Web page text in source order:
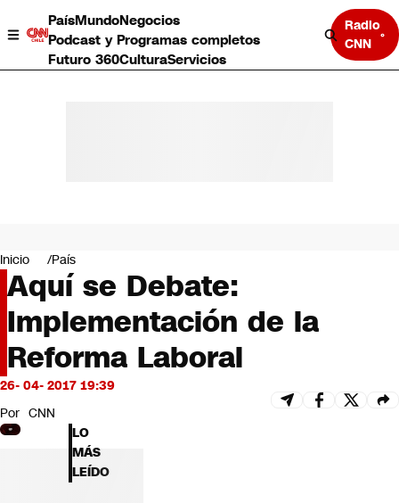
PaísMundoNegocios
Podcast y Programas completos
Futuro 360CulturaServicios
Radio
CNN
Negocios
Deportes
Programas completos
Cultura
Servicios
Bits
CNN tiempo
Futuro 360
Opinión
Inicio País
Aquí se Debate:
Implementación de la
Reforma Laboral
26- 04- 2017 19:39
Por CNN
LO
MÁS
LEÍDO